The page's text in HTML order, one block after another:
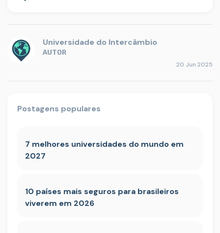
Universidade do Intercâmbio
AUTOR
20 Jun 2025
Postagens populares
7 melhores universidades do mundo em
2027
10 países mais seguros para brasileiros
viverem em 2026